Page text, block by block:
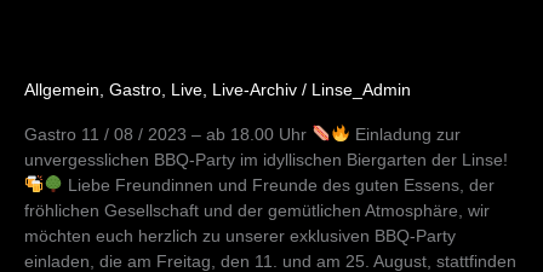
Allgemein Gastro Live Live-Archiv / Linse_Admin
Gastro 11 / 08 / 2023 – ab 18.00 Uhr
Einladung zur
unvergesslichen BBQ-Party im idyllischen Biergarten der Linse!
Liebe Freundinnen und Freunde des guten Essens, der
fröhlichen Gesellschaft und der gemütlichen Atmosphäre, wir
möchten euch herzlich zu unserer exklusiven BBQ-Party
einladen, die am Freitag, den 11. und am 25. August, stattfinden